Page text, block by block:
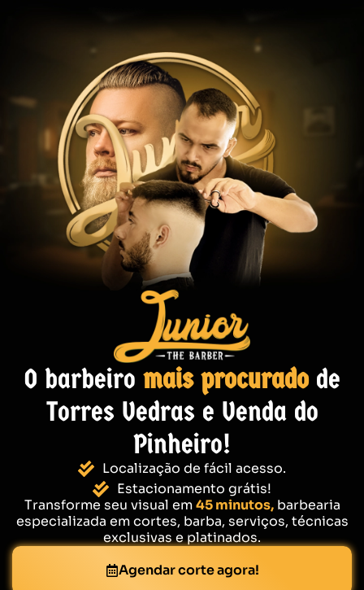
O barbeiro mais procuradode
Torres Vedras e Venda do
Pinheiro!
Localização de fácil acesso.
Estacionamento grátis!
Transforme seu visual em45 minutos,barbearia
especializada em cortes, barba, serviços, técnicas
exclusivas e platinados.
Agendar corte agora!